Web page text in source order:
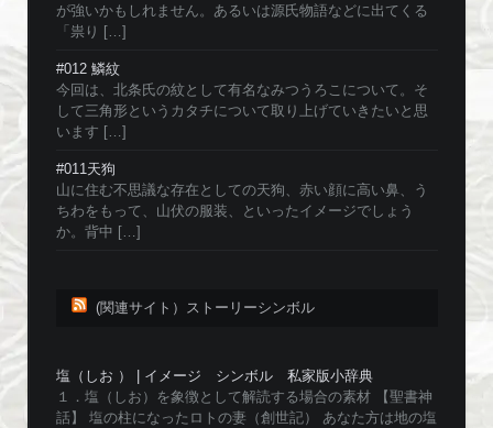
が強いかもしれません。あるいは源氏物語などに出てくる
「祟り […]
#012 鱗紋
今回は、北条氏の紋として有名なみつうろこについて。そ
して三角形というカタチについて取り上げていきたいと思
います […]
#011天狗
山に住む不思議な存在としての天狗、赤い顔に高い鼻、う
ちわをもって、山伏の服装、といったイメージでしょう
か。背中 […]
(関連サイト）ストーリーシンボル
塩（しお ） | イメージ シンボル 私家版小辞典
１．塩（しお）を象徴として解読する場合の素材 【聖書神
話】 塩の柱になったロトの妻（創世記） あなた方は地の塩